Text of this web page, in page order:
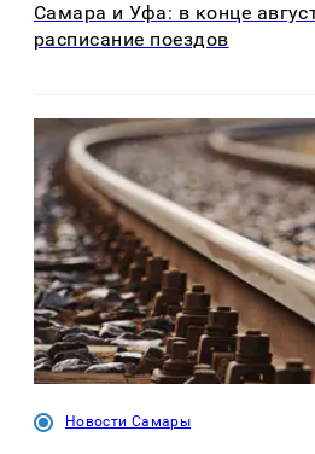
Самара и Уфа: в конце
расписание поездов
Новости Самары